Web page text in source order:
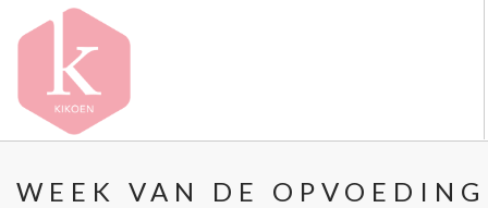
WEEK VAN DE OPVOEDING